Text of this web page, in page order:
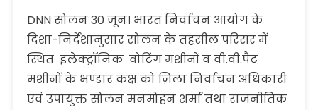
DNN सोलन 30 जून। भारत निर्वाचन आयोग के
दिशा-निर्देशानुसार सोलन के तहसील परिसर में
स्थित इलेक्ट्रॉनिक वोटिंग मशीनों व वी.वी.पैट
मशीनों के भण्डार कक्ष को ज़िला निर्वाचन अधिकारी
एवं उपायुक्त सोलन मनमोहन शर्मा तथा राजनीतिक